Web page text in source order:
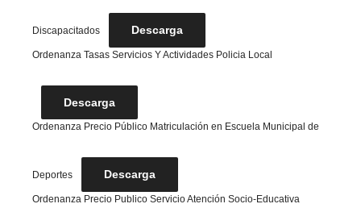
Discapacitados Descarga
Ordenanza Tasas Servicios Y Actividades Policia Local
Descarga
Ordenanza Precio Público Matriculación en Escuela Municipal de
Deportes Descarga
Ordenanza Precio Publico Servicio Atención Socio-Educativa